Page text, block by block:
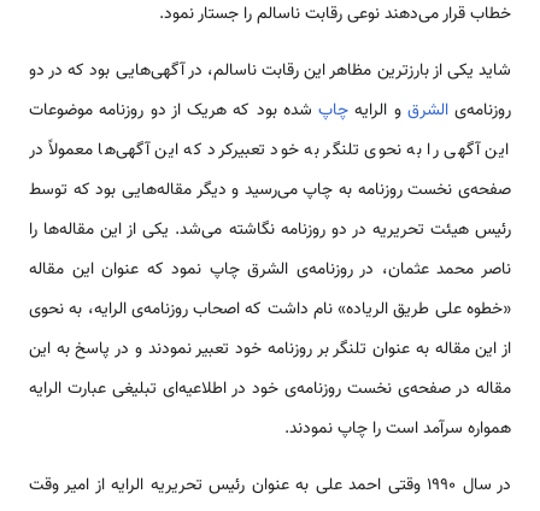
خطاب قرار می‌دهند نوعی رقابت نا‌سالم را جستار نمود.
شاید یکی از بارزترین مظاهر این رقابت نا‌سالم، در آگهی‌هایی بود که در دو
روزنامه‌یالشرق و الرایه چاپ شده بود که هریک از دو روزنامه موضوعات
این آگهی را به نحوی تلنگر به خود تعبیرکرد که این آگهی‌ها معمولاً در
صفحه‌ی نخست روزنامه به چاپ می‌رسید و دیگر مقاله‌هایی بود که توسط
رئیس هیئت تحریریه در دو روزنامه نگاشته می‌شد. یکی از این مقاله‌ها را
ناصر محمد عثمان، در روزنامه‌ی الشرق چاپ نمود که عنوان این مقاله
«خطوه علی طریق الریاده» نام داشت که اصحاب روزنامه‌ی الرایه، به نحوی
از این مقاله به عنوان تلنگر بر روزنامه خود تعبیر نمودند و در پاسخ به این
مقاله در صفحه‌ی نخست روزنامه‌ی خود در اطلاعیه‌‌ای تبلیغی عبارت الرایه
همواره سرآمد است را چاپ نمودند.
در سال 1990 وقتی احمد علی به عنوان رئیس تحریریه الرایه از امیر وقت